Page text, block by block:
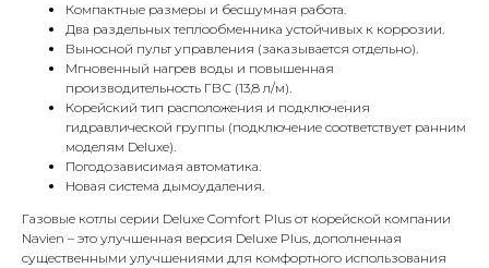
Компактные размеры и бесшумная работа.
Два раздельных теплообменника устойчивых к коррозии.
Выносной пульт управления (заказывается отдельно).
Мгновенный нагрев воды и повышенная
производительность ГВС (13,8 л/м).
Корейский тип расположения и подключения
гидравлической группы (подключение соответствует ранним
моделям Deluxe).
Погодозависимая автоматика.
Новая система дымоудаления.
Газовые котлы серии Deluxe Comfort Plus от корейской компании
Navien – это улучшенная версия Deluxe Plus, дополненная
существенными улучшениями для комфортного использования
Г.Москва Волоколамское шоссе,
71/22к2
Пн-вс с 9:00 до 18:00
КОНТАКТЫ